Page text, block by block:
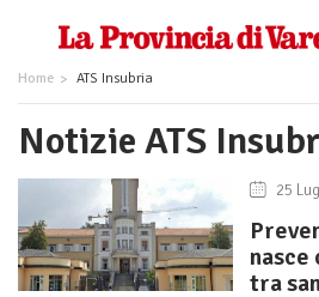
Home ATS Insubria
Notizie ATS
25
nasce
tra